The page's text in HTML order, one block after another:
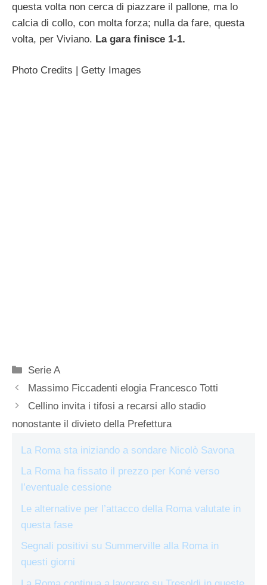
questa volta non cerca di piazzare il pallone, ma lo
calcia di collo, con molta forza; nulla da fare, questa
volta, per Viviano. La gara finisce 1-1.
Photo Credits | Getty Images
Categorie
Serie A
Massimo Ficcadenti elogia Francesco Totti
Cellino invita i tifosi a recarsi allo stadio
nonostante il divieto della Prefettura
La Roma sta iniziando a sondare Nicolò Savona
La Roma ha fissato il prezzo per Koné verso
l’eventuale cessione
Le alternative per l’attacco della Roma valutate in
questa fase
Segnali positivi su Summerville alla Roma in
questi giorni